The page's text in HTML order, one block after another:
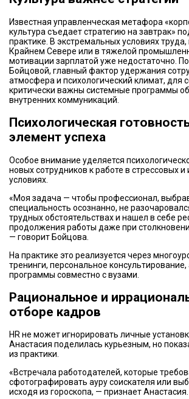
Известная управленческая метафора
культура съедает стратегию на завтрак»
практике. В экстремальных условиях
Крайнем Севере или в тяжелой
мотивации зарплатой уже недостаточно.
Бойцовой, главный фактор удержания
атмосфера и психологический климат, для
критически важны системные программы
внутренних коммуникаций.
Психологическая
элемент успеха
Особое внимание уделяется
новых сотрудников к работе в стрессовых
условиях.
«Моя задача — чтобы профессионал,
специальность осознанно, не
трудных обстоятельствах и нашел в себе
продолжения работы даже при
— говорит Бойцова.
На практике это реализуется через
тренинги, персональное
программы совместно с вузами.
Рациональное и
отборе кадров
HR не может игнорировать личные
Анастасия поделилась курьезным, но
из практики.
«Встречала работодателей, которые
сфотографировать ауру соискателя или
исходя из гороскопа, — признает